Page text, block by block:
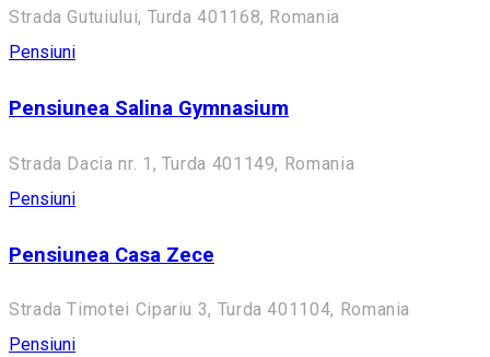
Strada Gutuiului, Turda 401168, Romania
Pensiuni
Pensiunea Salina Gymnasium
Strada Dacia nr. 1, Turda 401149, Romania
Pensiuni
Pensiunea Casa Zece
Strada Timotei Cipariu 3, Turda 401104, Romania
Pensiuni